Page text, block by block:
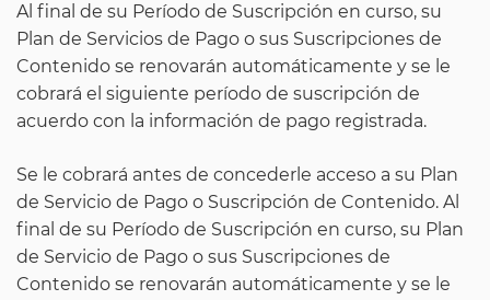
Al final de su Período de Suscripción en curso, su
Plan de Servicios de Pago o sus Suscripciones de
Contenido se renovarán automáticamente y se le
cobrará el siguiente período de suscripción de
acuerdo con la información de pago registrada.
Se le cobrará antes de concederle acceso a su Plan
de Servicio de Pago o Suscripción de Contenido. Al
final de su Período de Suscripción en curso, su Plan
de Servicio de Pago o sus Suscripciones de
Contenido se renovarán automáticamente y se le